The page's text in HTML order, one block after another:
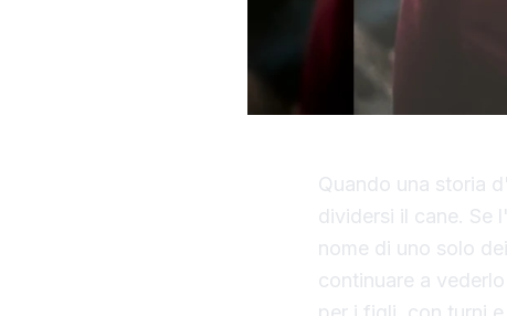
Quando una storia
dividersi il cane. Se
nome di uno solo
continuare a